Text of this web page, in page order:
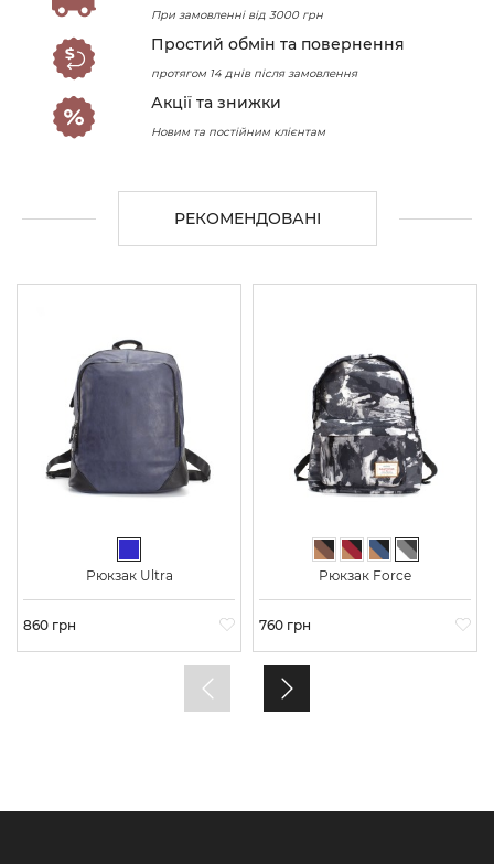
При замовленні від 3000 грн
Простий обмін та повернення
протягом 14 днів після замовлення
Акції та знижки
Новим та постійним клієнтам
РЕКОМЕНДОВАНІ
Рюкзак Ultra
Ціна
860 грн
Коричневий камуфляж
Бордовий
Синій камуфляж
Сірий
Рюкзак Force
Ціна
760 грн